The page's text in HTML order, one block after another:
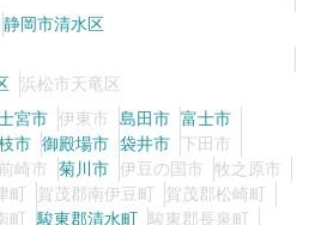
静岡市清水区
浜松市天竜区
宮市 伊東市 島田市 富士市
市 御殿場市 袋井市
下田市
崎市 菊川市 伊豆の国市
牧之原市
町 賀茂郡南伊豆町
賀茂郡松崎町
町 駿東郡清水町 駿東郡長泉町